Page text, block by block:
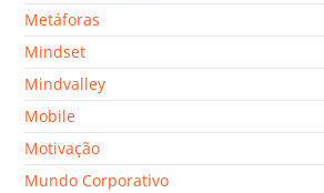
Metáforas
Mindset
Mindvalley
Mobile
Motivação
Mundo Corporativo